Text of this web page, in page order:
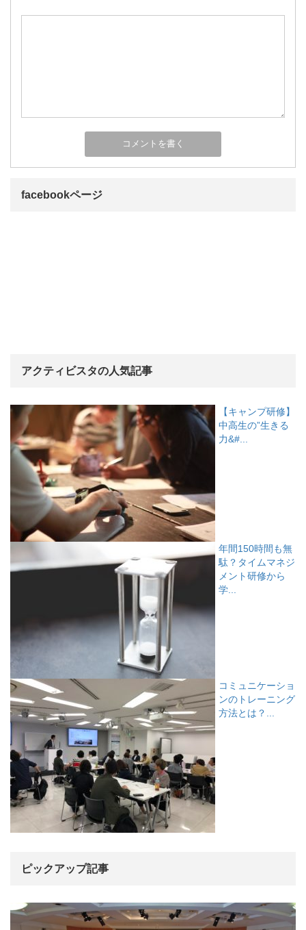
facebookページ
アクティビスタの人気記事
【キャンプ研修】
中高生の”生きる
力&#...
年間150時間も無
駄？タイムマネジ
メント研修から
学...
コミュニケーショ
ンのトレーニング
方法とは？...
ピックアップ記事